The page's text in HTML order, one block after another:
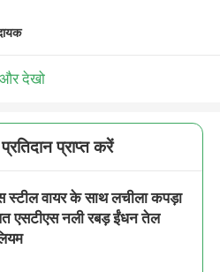
और देखो
प्राप्त करें
स्टील वायर के साथ लचीला कपड़ा
एसटीएस नली रबड़ ईंधन तेल